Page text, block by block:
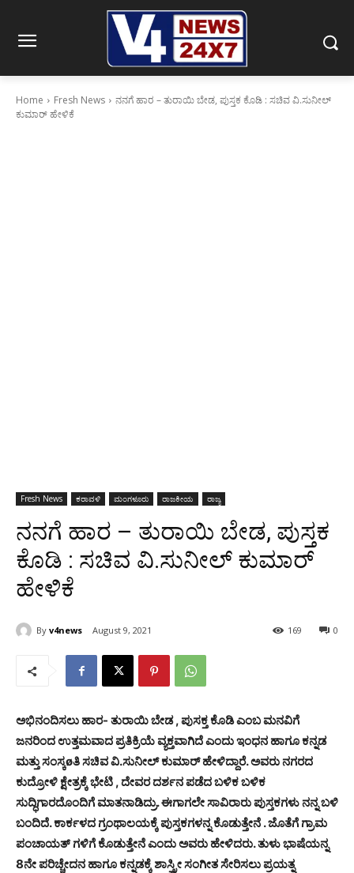
Home Fresh News
ನನಗೆ ಹಾರ – ತುರಾಯಿ ಬೇಡ, ಪುಸ್ತಕ ಕೊಡಿ : ಸಚಿವ ವಿ.ಸುನೀಲ್
ಕುಮಾರ್ ಹೇಳಿಕೆ
Fresh News ಕರಾವಳಿ ಮಂಗಳೂರು ರಾಜಕೀಯ ರಾಜ್ಯ
ನನಗೆ ಹಾರ – ತುರಾಯಿ ಬೇಡ, ಪುಸ್ತಕ
ಕೊಡಿ : ಸಚಿವ ವಿ.ಸುನೀಲ್ ಕುಮಾರ್
ಹೇಳಿಕೆ
By v4news August 9, 2021 0
169
ಅಭಿನಂದಿಸಲು ಹಾರ- ತುರಾಯಿ ಬೇಡ , ಪುಸಕ್ತ ಕೊಡಿ ಎಂಬ ಮನವಿಗೆ
ಜನರಿಂದ ಉತ್ತಮವಾದ ಪ್ರತಿಕ್ರಿಯೆ ವ್ಯಕ್ತವಾಗಿದೆ ಎಂದು ಇಂಧನ ಹಾಗೂ ಕನ್ನಡ
ಮತ್ತು ಸಂಸ್ಕøತಿ ಸಚಿವ ವಿ.ಸುನೀಲ್ ಕುಮಾರ್ ಹೇಳಿದ್ದಾರೆ. ಅವರು ನಗರದ
ಕುದ್ರೋಳಿ ಕ್ಷೇತ್ರಕ್ಕೆ ಭೇಟಿ , ದೇವರ ದರ್ಶನ ಪಡೆದ ಬಳಿಕ ಬಳಿಕ
ಸುದ್ಧಿಗಾರದೊಂದಿಗೆ ಮಾತನಾಡಿದ್ರು. ಈಗಾಗಲೇ ಸಾವಿರಾರು ಪುಸ್ತಕಗಳು ನನ್ನ ಬಳಿ
ಬಂದಿದೆ. ಕಾರ್ಕಳದ ಗ್ರಂಥಾಲಯಕ್ಕೆ ಪುಸ್ತಕಗಳನ್ನ ಕೊಡುತ್ತೇನೆ . ಜೊತೆಗೆ ಗ್ರಾಮ
ಪಂಚಾಯತ್ ಗಳಿಗೆ ಕೊಡುತ್ತೇನೆ ಎಂದು ಅವರು ಹೇಳಿದರು. ತುಳು ಭಾಷೆಯನ್ನ
8ನೇ ಪರಿಚ್ಚೇದನ ಹಾಗೂ ಕನ್ನಡಕ್ಕೆ ಶಾಸ್ತ್ರೀ ಸಂಗೀತ ಸೇರಿಸಲು ಪ್ರಯತ್ನ